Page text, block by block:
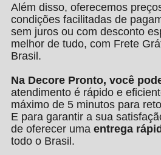
Além disso, oferecemos
condições facilitadas de
sem juros ou com desconto
melhor de tudo, com Frete
Brasil.
Na Decore Pronto, você
atendimento é rápido e
máximo de 5 minutos para
E para garantir a sua
de oferecer uma entrega
todo o Brasil.